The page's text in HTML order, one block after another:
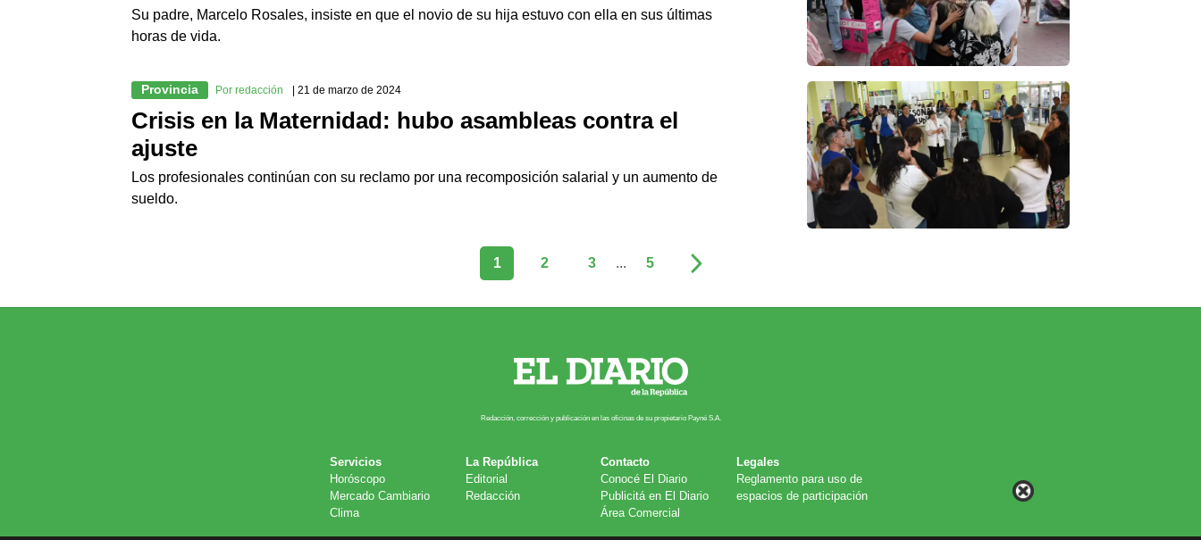
Su padre, Marcelo Rosales, insiste en que el novio de su hija estuvo con ella en sus últimas
horas de vida.
Provincia Por redacción | 21 de marzo de 2024
Crisis en la Maternidad: hubo asambleas contra el
ajuste
Los profesionales continúan con su reclamo por una recomposición salarial y un aumento de
sueldo.
1 2 3 ... 5
Redacción, corrección y publicación en las oficinas de su propietario Payn​é S.A.
Servicios
Horóscopo
Mercado Cambiario
Clima
La República
Editorial
Redacción
Contacto
Conocé El Diario
Publicitá en El Diario
Área Comercial
Legales
Reglamento para uso de
espacios de participación